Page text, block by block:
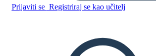
Prijaviti se Registriraj se kao učitelj
IZRADITE PLOČU SCENARIJA
ČITAJ MI